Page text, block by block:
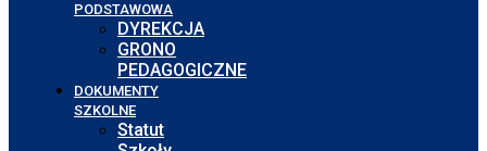
PODSTAWOWA
DYREKCJA
GRONO
PEDAGOGICZNE
DOKUMENTY
SZKOLNE
Statut